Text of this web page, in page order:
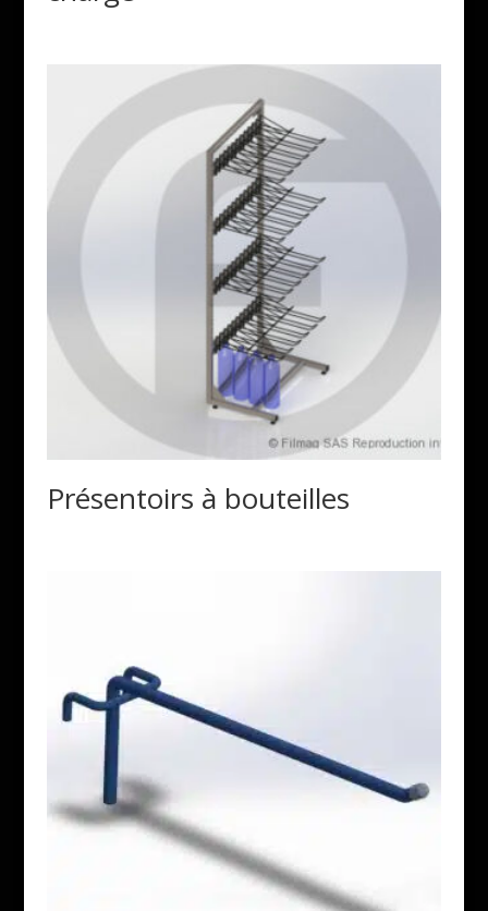
Présentoirs à bouteilles